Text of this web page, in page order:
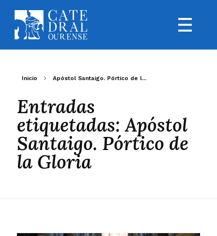
Inicio Apóstol Santaigo. Pórtico de l...
Entradas
etiquetadas: Apóstol
Santaigo. Pórtico de
la Gloria